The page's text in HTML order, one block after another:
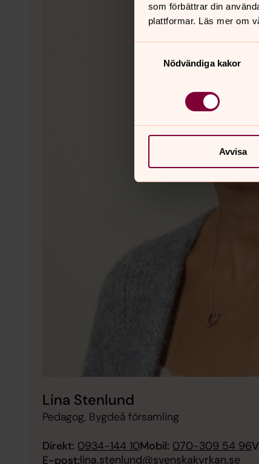
som förbättrar din
plattformar. Läs mer om
Nödvändiga kakor
Avvisa
Lina Stenlund
Pedagog, Bygdeå församling
Direkt: 0934-144 10Mobil: 070-309 54 96
E-post:lina.stenlund@svenskakyrkan.se